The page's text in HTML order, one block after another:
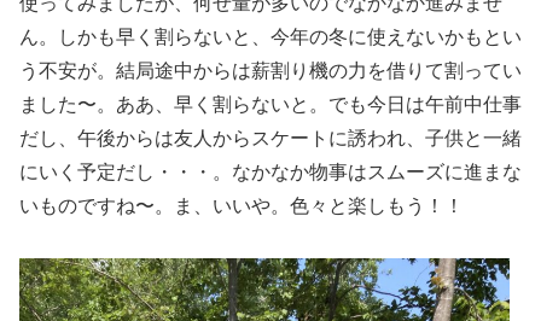
ん。しかも早く割らないと、今年の冬に使えないかもとい
う不安が。結局途中からは薪割り機の力を借りて割ってい
ました〜。ああ、早く割らないと。でも今日は午前中仕事
だし、午後からは友人からスケートに誘われ、子供と一緒
にいく予定だし・・・。なかなか物事はスムーズに進まな
いものですね〜。ま、いいや。色々と楽しもう！！